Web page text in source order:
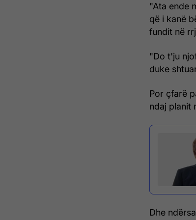
"Ata ende
që i kanë
fundit në
"Do t'ju
duke
Por çfarë
ndaj planit
Dhe